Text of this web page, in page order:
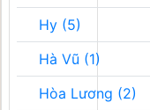
Hy (5)
Hà Vũ (1)
Hòa Lương (2)